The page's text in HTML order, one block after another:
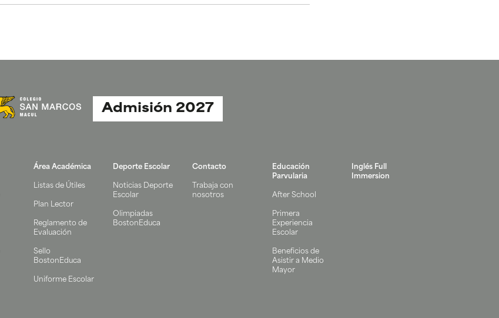
Admisión 2027
Área Académica
Listas de Útiles
Plan Lector
Reglamento de
Evaluación
Sello
BostonEduca
Uniforme Escolar
Deporte Escolar
Noticias Deporte
Escolar
Olimpiadas
BostonEduca
Contacto
Trabaja con
nosotros
Educación
Parvularia
After School
Primera
Experiencia
Escolar
Beneficios de
Asistir a Medio
Mayor
Inglés Full
Immersion